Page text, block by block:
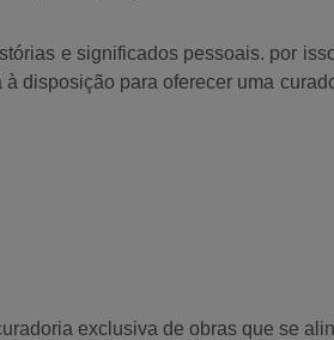
e significados pessoais. por
disposição para oferecer uma
exclusiva de obras que se